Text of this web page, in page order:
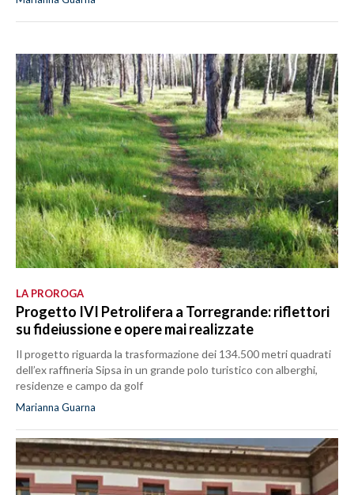
LA PROROGA
Progetto IVI Petrolifera a Torregrande: riflettori
su fideiussione e opere mai realizzate
Il progetto riguarda la trasformazione dei 134.500 metri quadrati
dell’ex raffineria Sipsa in un grande polo turistico con alberghi,
residenze e campo da golf
Marianna Guarna